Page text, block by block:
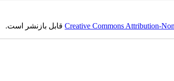
Creative Commons Attribution-قابل بازنشر است.